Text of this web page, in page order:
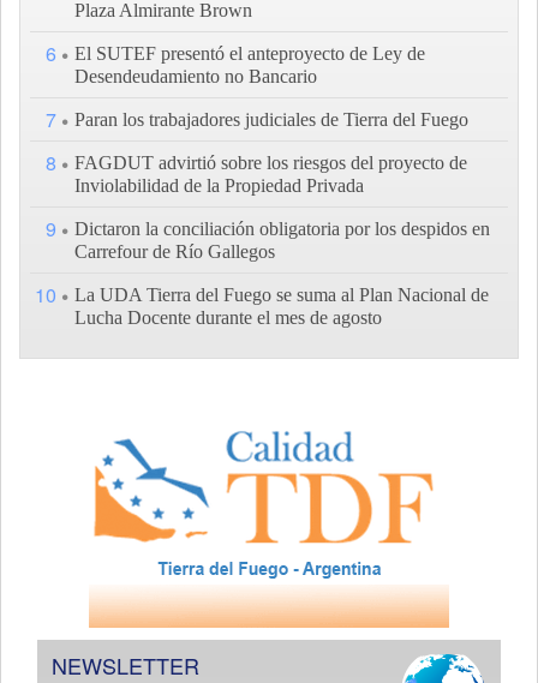
Plaza Almirante Brown
6
El SUTEF presentó el anteproyecto de Ley de
Desendeudamiento no Bancario
7 Paran los trabajadores judiciales de Tierra del Fuego
8
FAGDUT advirtió sobre los riesgos del proyecto de
Inviolabilidad de la Propiedad Privada
9
Dictaron la conciliación obligatoria por los despidos en
Carrefour de Río Gallegos
10
La UDA Tierra del Fuego se suma al Plan Nacional de
Lucha Docente durante el mes de agosto
NEWSLETTER